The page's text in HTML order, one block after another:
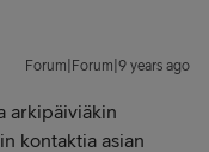
Forum|Forum|9 years ago
arkipäiviäkin
kontaktia asian